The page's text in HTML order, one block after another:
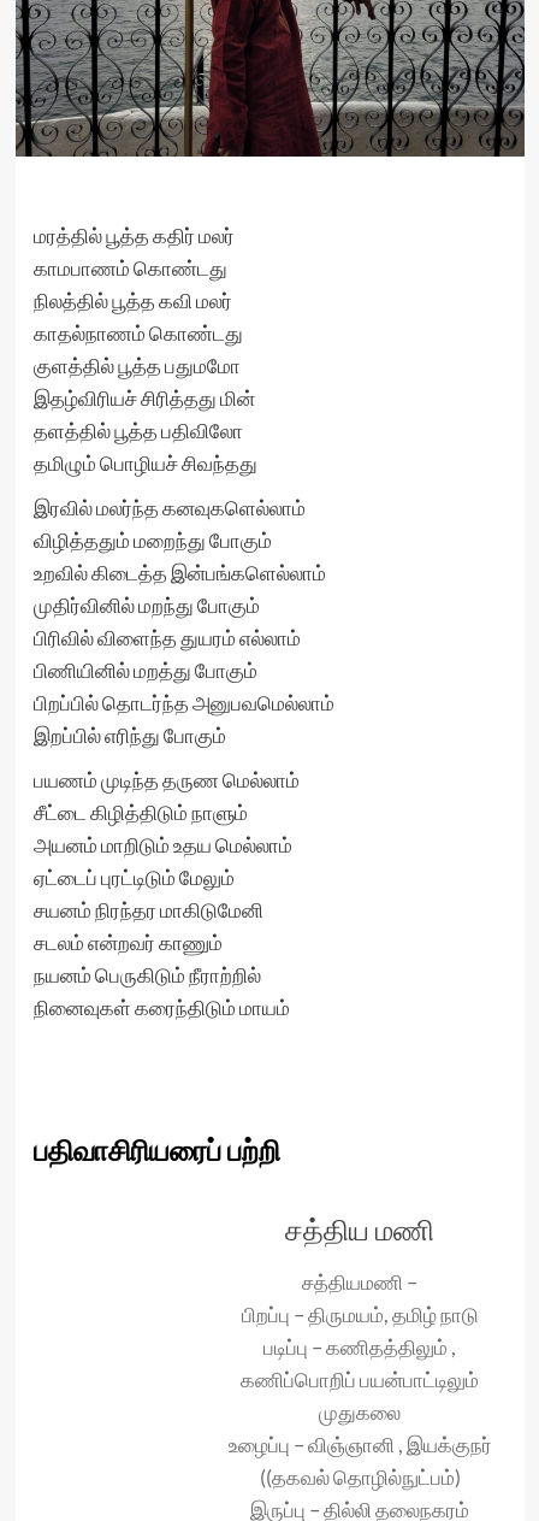
மரத்தில் பூத்த கதிர் மலர்
காமபாணம் கொண்டது
நிலத்தில் பூத்த கவி மலர்
காதல்நாணம் கொண்டது
குளத்தில் பூத்த பதுமமோ
இதழ்விரியச் சிரித்தது மின்
தளத்தில் பூத்த பதிவிலோ
தமிழும் பொழியச் சிவந்தது
இரவில் மலர்ந்த கனவுகளெல்லாம்
விழித்ததும் மறைந்து போகும்
உறவில் கிடைத்த இன்பங்களெல்லாம்
முதிர்வினில் மறந்து போகும்
பிரிவில் விளைந்த துயரம் எல்லாம்
பிணியினில் மறத்து போகும்
பிறப்பில் தொடர்ந்த அனுபவமெல்லாம்
இறப்பில் எரிந்து போகும்
பயணம் முடிந்த தருண மெல்லாம்
சீட்டை கிழித்திடும் நாளும்
அயனம் மாறிடும் உதய மெல்லாம்
ஏட்டைப் புரட்டிடும் மேலும்
சயனம் நிரந்தர மாகிடுமேனி
சடலம் என்றவர் காணும்
நயனம் பெருகிடும் நீராற்றில்
நினைவுகள் கரைந்திடும் மாயம்
பதிவாசிரியரைப் பற்றி
சத்திய மணி
சத்தியமணி –
பிறப்பு – திருமயம், தமிழ் நாடு
படிப்பு – கணிதத்திலும் ,
கணிப்பொறிப் பயன்பாட்டிலும்
முதுகலை
உழைப்பு – விஞ்ஞானி , இயக்குநர்
((தகவல் தொழில்நுட்பம்)
இருப்பு – தில்லி தலைநகரம்